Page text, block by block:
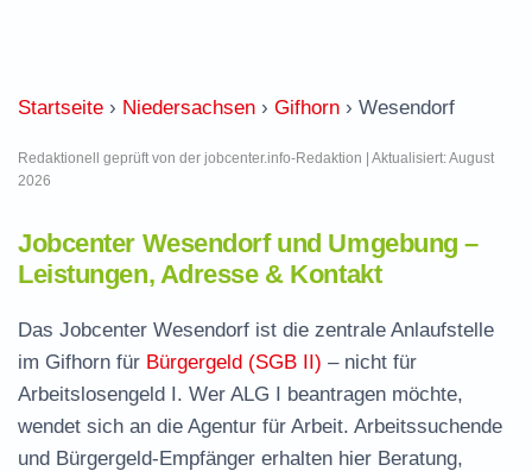
Startseite › Niedersachsen › Gifhorn › Wesendorf
Redaktionell geprüft von der jobcenter.info-Redaktion | Aktualisiert: August
2026
Jobcenter Wesendorf und Umgebung –
Leistungen, Adresse & Kontakt
Das Jobcenter Wesendorf ist die zentrale Anlaufstelle
im Gifhorn für Bürgergeld (SGB II) – nicht für
Arbeitslosengeld I. Wer ALG I beantragen möchte,
wendet sich an die Agentur für Arbeit. Arbeitssuchende
und Bürgergeld-Empfänger erhalten hier Beratung,